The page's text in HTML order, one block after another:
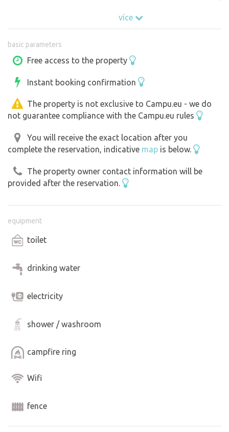
rozumně zasazena do starého dubového háje, který
příjemný stín.
pozornost věnujeme čistotě, nakládání s odpady a péči o
zachování přírodního prostředí.
skalách, cyklistiku, pargliding, caving, rybaření a koupení
v řece Vipava či jízdu na koních. Možno pronajmout si
na kterých roste vinohrad.
více
basic parameters
Free access to the property
Instant booking confirmation
The property is not exclusive to Campu.eu - we do
not guarantee compliance with the Campu.eu rules
You will receive the exact location after you
complete the reservation, indicative map is below.
The property owner contact information will be
provided after the reservation.
equipment
toilet
drinking water
electricity
shower / washroom
campfire ring
Wifi
fence